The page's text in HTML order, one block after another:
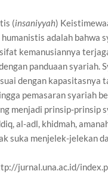
(insaniyyah)
adalah bahwa
kemanusiannya
panduaan syariah.
dengan kapasitasnya
pemasaran syariah
menjadi prinsip-prinsip
al-adl, khidmah,
suka menjelek-jelekan
jurnal.una.ac.id/